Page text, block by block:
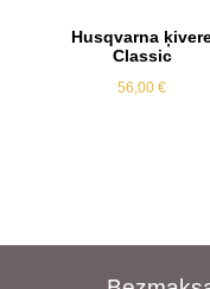
Husqvarna
Classic
56,00 €